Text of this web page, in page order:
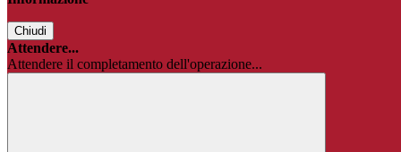
Chiudi
Attendere...
Attendere il completamento dell'operazione...